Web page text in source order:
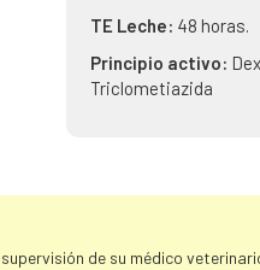
TE Leche: 48 horas.
Principio activo:
Triclometiazida
de su médico